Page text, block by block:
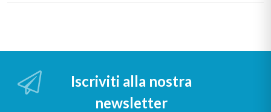
Iscriviti alla nostra
newsletter